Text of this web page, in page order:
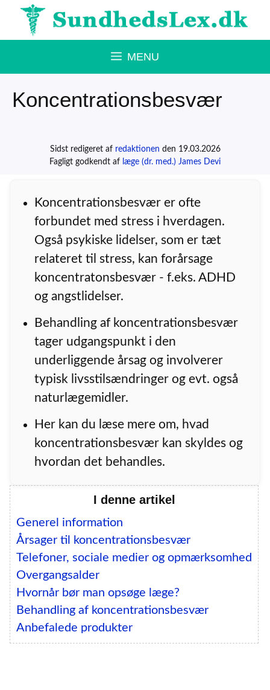
Hop
MENU
Koncentrationsbesvær
Sidst redigeret af redaktionen den 19.03.2026
Fagligt godkendt af læge (dr. med.) James Devi
Koncentrationsbesvær er ofte
forbundet med stress i hverdagen.
Også psykiske lidelser, som er tæt
relateret til stress, kan forårsage
koncentratonsbesvær - f.eks. ADHD
og angstlidelser.
Behandling af koncentrationsbesvær
tager udgangspunkt i den
underliggende årsag og involverer
typisk livsstilsændringer og evt. også
naturlægemidler.
Her kan du læse mere om, hvad
koncentrationsbesvær kan skyldes og
hvordan det behandles.
I denne artikel
Generel information
Årsager til koncentrationsbesvær
Telefoner, sociale medier og opmærksomhed
Overgangsalder
Hvornår bør man opsøge læge?
Behandling af koncentrationsbesvær
Anbefalede produkter